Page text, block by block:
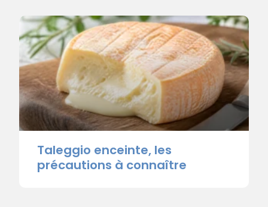
Taleggio enceinte, les
précautions à connaître